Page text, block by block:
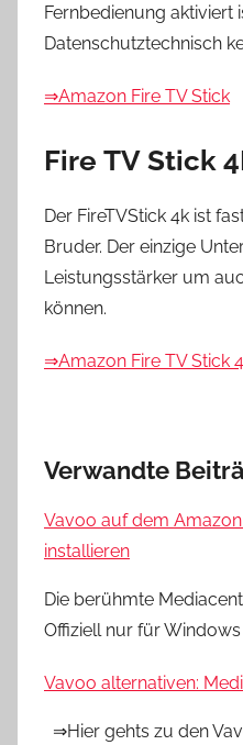
Fernbedienung aktiviert
Datenschutztechnisch
⇒Amazon Fire TV Stick
Fire TV Stick
Der FireTVStick 4k ist
Bruder. Der einzige
Leistungsstärker um
können.
⇒Amazon Fire TV Stick
Verwandte
Vavoo auf dem Amazon
installieren
Die berühmte
Offiziell nur für
Vavoo alternativen:
⇒Hier gehts zu den